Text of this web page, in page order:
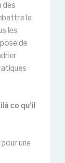
des
le
les
de
ce qu’il
une